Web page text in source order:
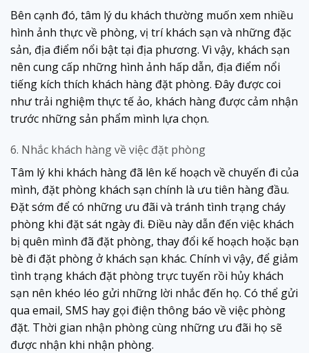
Bên cạnh đó, tâm lý du khách thường muốn xem nhiều
hình ảnh thực về phòng, vị trí khách sạn và những đặc
sản, địa điểm nổi bật tại địa phương. Vì vậy, khách sạn
nên cung cấp những hình ảnh hấp dẫn, địa điểm nổi
tiếng kích thích khách hàng đặt phòng. Đây được coi
như trải nghiệm thực tế ảo, khách hàng được cảm nhận
trước những sản phẩm mình lựa chọn.
6. Nhắc khách hàng về việc đặt phòng
Tâm lý khi khách hàng đã lên kế hoạch về chuyến đi của
mình, đặt phòng khách sạn chính là ưu tiên hàng đầu.
Đặt sớm để có những ưu đãi và tránh tình trạng cháy
phòng khi đặt sát ngày đi. Điều này dẫn đến việc khách
bị quên mình đã đặt phòng, thay đổi kế hoạch hoặc bạn
bè đi đặt phòng ở khách sạn khác. Chính vì vậy, để giảm
tình trạng khách đặt phòng trực tuyến rồi hủy khách
sạn nên khéo léo gửi những lời nhắc đến họ. Có thể gửi
qua email, SMS hay gọi điện thông báo về việc phòng
đặt. Thời gian nhận phòng cùng những ưu đãi họ sẽ
được nhận khi nhận phòng.